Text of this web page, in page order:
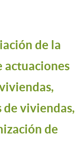
de la
actuaciones
viviendas,
de